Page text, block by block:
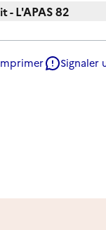
L'APAS 82
Signaler